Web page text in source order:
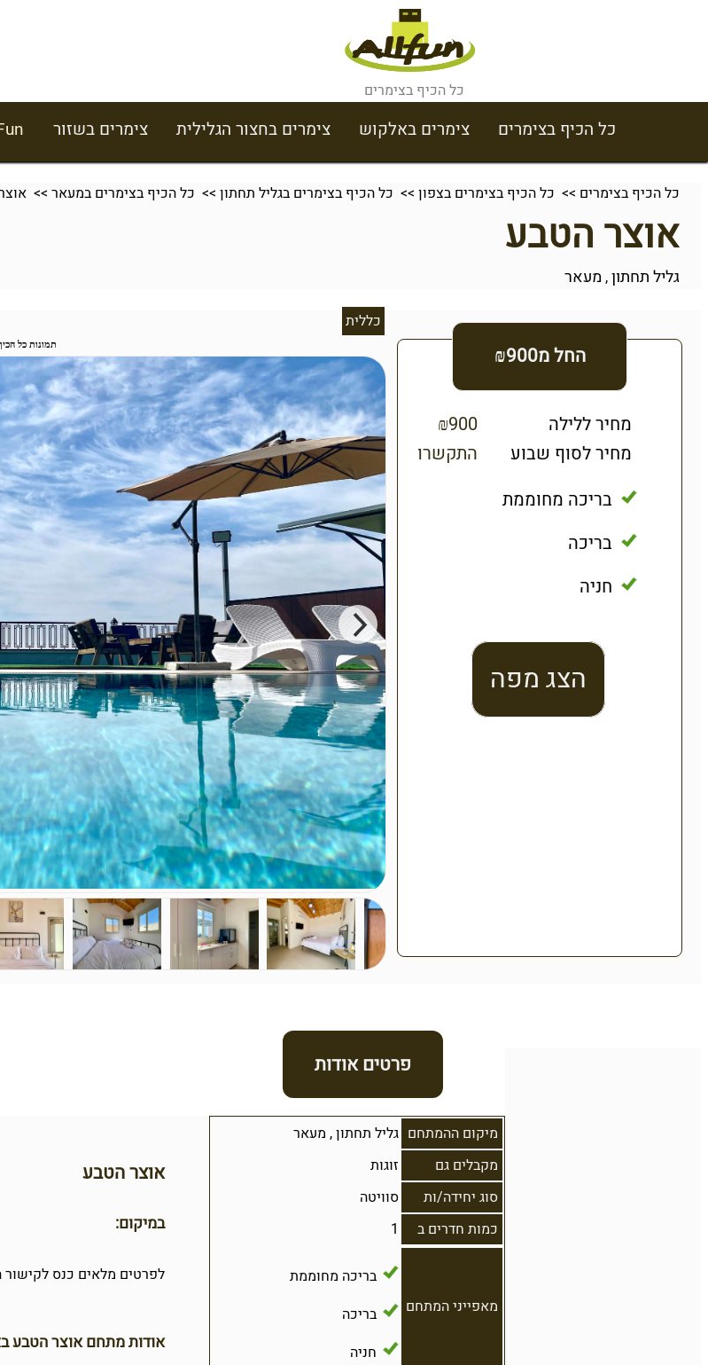
כל הכיף בצימרים
כל הכיף בצימרים צימרים באלקוש צימרים בחצור הגלילית צימרים בשזור
כל הכיף בצימרים >> כל הכיף בצימרים בצפון >> כל הכיף בצימרים בגליל תחתון >> כל הכיף בצימרים במעאר >>
אוצר הטבע
גליל תחתון, מעאר
החל מ₪900
מחיר ללילה
₪900
מחיר לסוף שבוע
התקשרו
בריכה מחוממת
בריכה
חניה
הצג מפה
כללית
פרטים אודות
מיקום ההמתחם גליל תחתון, מעאר
מקבלים גם
זוגות
סוג יחידה/ות
סוויטה
כמות חדרים ב
1
מאפייני המתחם
בריכה מחוממת
בריכה
חניה
אוצר הטבע
במיקום:
לפרטים מלאים כנס
אודות מתחם אוצר הטבע